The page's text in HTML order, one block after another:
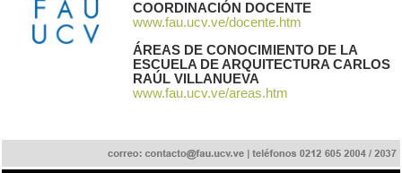
COORDINACIÓN DOCENTE
www.fau.ucv.ve/docente.htm
ÁREAS DE CONOCIMIENTO DE LA
ESCUELA DE ARQUITECTURA CARLOS
RAÚL VILLANUEVA
www.fau.ucv.ve/areas.htm